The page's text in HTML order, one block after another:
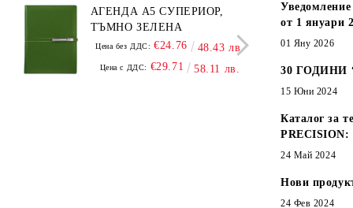
АГЕНДА А5 СУПЕРИОР,
ТЪМНО ЗЕЛЕНА
Цена без ДДС: €24.76 48.43 лв.
Цена с ДДС: €29.71 58.11 лв.
А5,
Цена
Уведомление
от 1 януари
01 Яну 2026
30 ГОДИНИ
15 Юни 2024
Каталог за
PRECISION:
24 Май 2024
Нови
24 Фев 2024